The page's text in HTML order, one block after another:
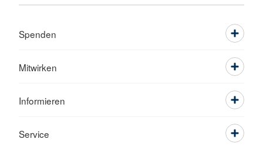
Spenden
Mitwirken
Informieren
Service